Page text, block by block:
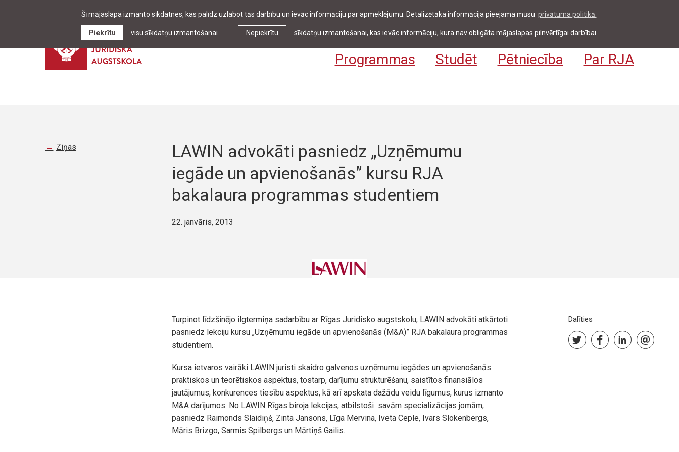
Šī mājaslapa izmanto sīkdatnes, kas palīdz uzlabot tās darbību un ievāc informāciju par apmeklējumu. Detalizētāka informācija pieejama mūsu privātuma politikā.
Nepiekrītu sīkdatņu izmantošanai, kas ievāc informāciju, kura nav obligāta mājaslapas pilnvērtīgai darbībai
Piekrītu visu sīkdatņu izmantošanai Ziņas & pasākumi Bibliotēka Kontakti Studentiem & darbiniekiem Pieteikties
Programmas Studēt Pētniecība Par RJA
Ziņas
LAWIN advokāti pasniedz „Uzņēmumu
iegāde un apvienošanās” kursu RJA
bakalaura programmas studentiem
22. janvāris, 2013
Turpinot līdzšinējo ilgtermiņa sadarbību ar Rīgas Juridisko augstskolu, LAWIN advokāti atkārtoti
pasniedz lekciju kursu „Uzņēmumu iegāde un apvienošanās (M&A)” RJA bakalaura programmas
studentiem.
Kursa ietvaros vairāki LAWIN juristi skaidro galvenos uzņēmumu iegādes un apvienošanās
praktiskos un teorētiskos aspektus, tostarp, darījumu strukturēšanu, saistītos finansiālos
jautājumus, konkurences tiesību aspektus, kā arī apskata dažādu veidu līgumus, kurus izmanto
M&A darījumos. No LAWIN Rīgas biroja lekcijas, atbilstoši savām specializācijas jomām,
pasniedz Raimonds Slaidiņš, Zinta Jansons, Līga Mervina, Iveta Ceple, Ivars Slokenbergs,
Māris Brizgo, Sarmis Spilbergs un Mārtiņš Gailis.
Dalīties